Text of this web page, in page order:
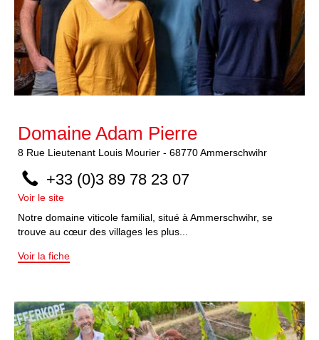
Domaine Adam Pierre
8 Rue Lieutenant Louis Mourier - 68770Ammerschwihr
+33 (0)3 89 78 23 07
Voir le site
Notre domaine viticole familial, situé à Ammerschwihr, se
trouve au cœur des villages les plus...
Voir la fiche